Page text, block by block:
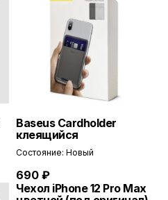
Baseus Cardholder
клеящийся
Состояние: Новый
690 ₽
Чехол iPhone 12 Pro Max